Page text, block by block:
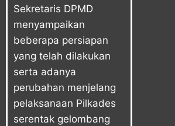
Sekretaris DPMD
menyampaikan
beberapa persiapan
yang telah dilakukan
serta adanya
perubahan menjelang
pelaksanaan Pilkades
serentak gelombang